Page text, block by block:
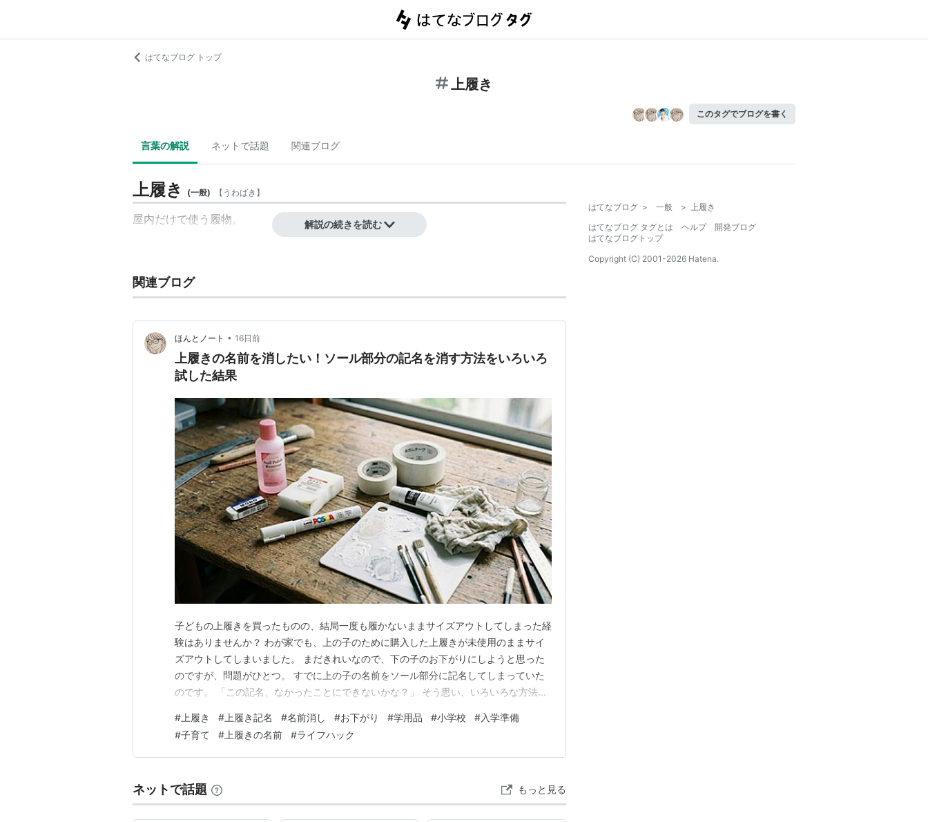
はてなブログ トップ
上履き
このタグでブログを書く
言葉の解説 ネットで話題 関連ブログ
上履き (一般) 【 うわばき 】
屋内だけで使う履物。 解説の続きを読む
関連ブログ
ほんとノート • 16日前
上履きの名前を消したい！ソール部分の記名を消す方法をいろいろ
試した結果
子どもの上履きを買ったものの、結局一度も履かないままサイズアウトしてしまった経
験はありませんか？ わが家でも、上の子のために購入した上履きが未使用のままサイ
ズアウトしてしまいました。 まだきれいなので、下の子のお下がりにしようと思った
のですが、問題がひとつ。 すでに上の子の名前をソール部分に記名してしまっていた
のです。 「この記名、なかったことにできないかな？」 そう思い、いろいろな方法を
た結果をまとめます。 上履きの名前を削る方法は試しませんでした 実際に試してダメ
だったもの 消しゴム 除光液 メラミンスポンジ ポ…
# 上履き # 上履き記名 #名前消し #お下がり #学用品 #小学校 #入学準備
#子育て # 上履きの名前 #ライフハック
ネットで話題 もっと見る
はてなブログ > 一般 > 上履き
はてなブログ タグとは
ヘルプ
開発ブログ
はてなブログトップ
Copyright (C) 2001-2026 Hatena.